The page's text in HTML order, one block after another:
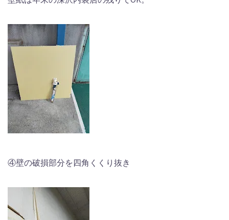
④壁の破損部分を四角くくり抜き